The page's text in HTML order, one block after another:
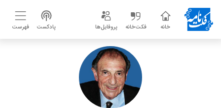
خانه فکت‌خانه پروفایل‌ها پادکست فهرست